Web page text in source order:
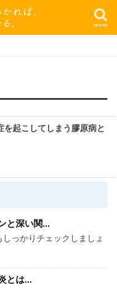
search
を起こしてしまう膠原病と
と深い関...
っかりチェックしましょ
とは...